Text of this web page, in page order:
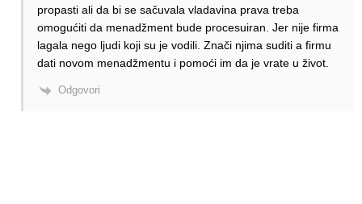
propasti ali da bi se sačuvala vladavina prava treba
omogućiti da menadžment bude procesuiran. Jer nije firma
lagala nego ljudi koji su je vodili. Znači njima suditi a firmu
dati novom menadžmentu i pomoći im da je vrate u život.
Odgovori